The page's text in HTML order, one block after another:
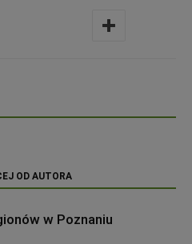
OD AUTORA
w Poznaniu